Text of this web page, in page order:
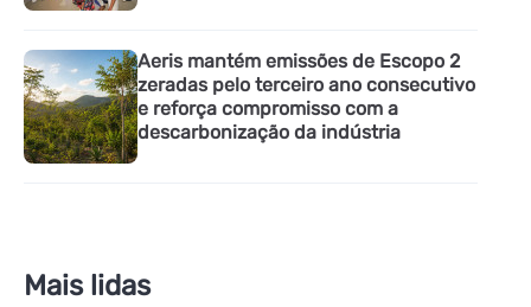
Aeris mantém emissões de Escopo 2
zeradas pelo terceiro ano consecutivo
e reforça compromisso com a
descarbonização da indústria
Mais lidas